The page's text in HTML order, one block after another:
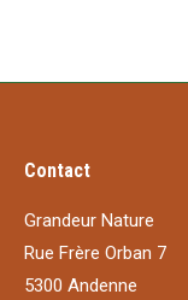
Contact
Grandeur Nature
Rue Frère Orban 7
5300 Andenne